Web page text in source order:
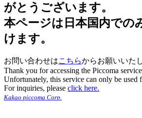
がとうございます。
本ページは日本国内での
けます。
お問い合わせはこちらからお願いいた
Thank you for accessing the Piccoma
Unfortunately, this service can only be used
For inquiries, please click here.
Kakao piccoma Corp.